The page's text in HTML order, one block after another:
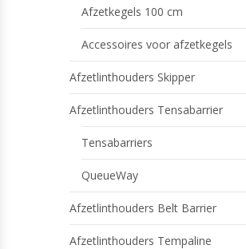
Afzetkegels 100 cm
Accessoires voor afzetkegels
Afzetlinthouders Skipper
Afzetlinthouders Tensabarrier
Tensabarriers
QueueWay
Afzetlinthouders Belt Barrier
Afzetlinthouders Tempaline